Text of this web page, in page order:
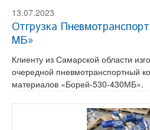
13.07.2023
Отгрузка
МБ»
Клиенту из Самарской области
очередной пневмотранспортный
материалов «Борей-530-430МБ».